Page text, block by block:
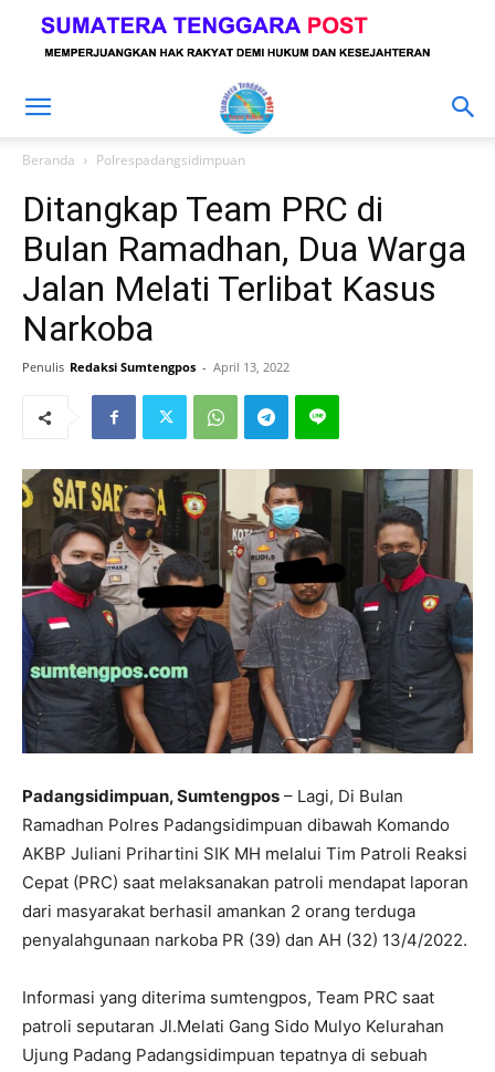
Beranda Polrespadangsidimpuan
Ditangkap Team PRC di
Bulan Ramadhan, Dua Warga
Jalan Melati Terlibat Kasus
Narkoba
Penulis Redaksi Sumtengpos - April 13, 2022
Padangsidimpuan, Sumtengpos – Lagi, Di Bulan
Ramadhan Polres Padangsidimpuan dibawah Komando
AKBP Juliani Prihartini SIK MH melalui Tim Patroli Reaksi
Cepat (PRC) saat melaksanakan patroli mendapat laporan
dari masyarakat berhasil amankan 2 orang terduga
penyalahgunaan narkoba PR (39) dan AH (32) 13/4/2022.
Informasi yang diterima sumtengpos, Team PRC saat
patroli seputaran Jl.Melati Gang Sido Mulyo Kelurahan
Ujung Padang Padangsidimpuan tepatnya di sebuah